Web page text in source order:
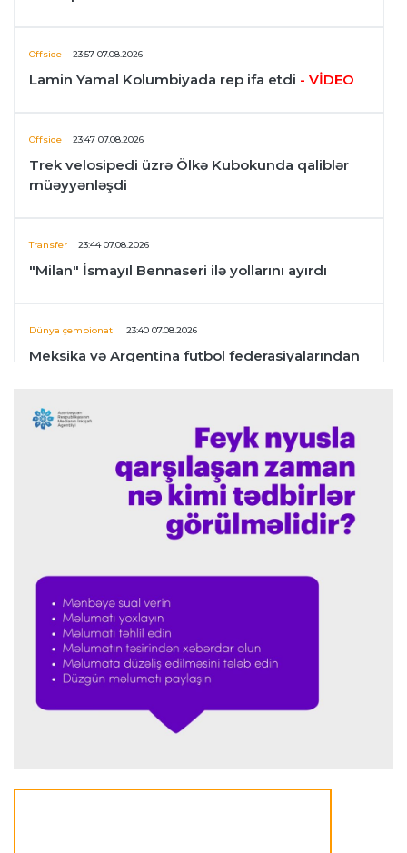
Offside 23:57 07.08.2026
Lamin Yamal Kolumbiyada rep ifa etdi - VİDEO
Offside 23:47 07.08.2026
Trek velosipedi üzrə Ölkə Kubokunda qaliblər
müəyyənləşdi
Transfer 23:44 07.08.2026
"Milan" İsmayıl Bennaseri ilə yollarını ayırdı
Dünya çempionatı 23:40 07.08.2026
Meksika və Argentina futbol federasiyalarından
"Formula 1" pilotlarının 2026-cı il reytinqi
qatdı
Formula-1 23:29 07.08.2026
"Antonellinin potensialına heç vaxt şübhə